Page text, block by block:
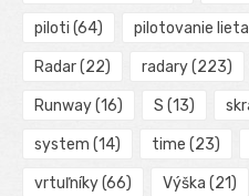
piloti (64) pilotovanie
Radar(22) radary(223)
Runway(16) S (13)
system (14) time (23)
vrtuľníky(66) Výška (21)